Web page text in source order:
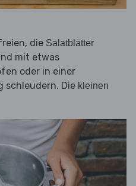
die Salatblätter
mit etwas
oder in einer
schleudern. Die kleinen